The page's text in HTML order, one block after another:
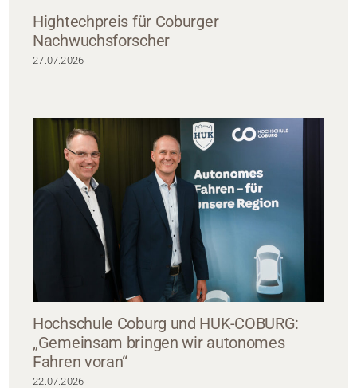
Hightechpreis für Coburger
Nachwuchsforscher
27.07.2026
Hochschule Coburg und HUK-COBURG:
„Gemeinsam bringen wir autonomes
Fahren voran“
22.07.2026